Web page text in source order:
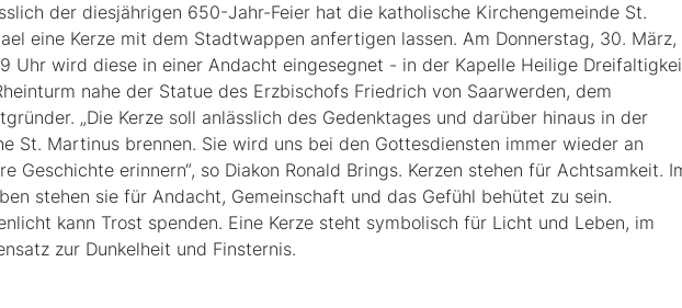
der diesjährigen 650-Jahr-Feier hat die katholische Kirchengemeinde St.
eine Kerze mit dem Stadtwappen anfertigen lassen. Am Donnerstag, 30. März,
Uhr wird diese in einer Andacht eingesegnet - in der Kapelle Heilige
nahe der Statue des Erzbischofs Friedrich von Saarwerden, dem
„Die Kerze soll anlässlich des Gedenktages und darüber hinaus in der
St. Martinus brennen. Sie wird uns bei den Gottesdiensten immer wieder an
Geschichte erinnern“, so Diakon Ronald Brings. Kerzen stehen für Achtsamkeit.
stehen sie für Andacht, Gemeinschaft und das Gefühl behütet zu sein.
kann Trost spenden. Eine Kerze steht symbolisch für Licht und Leben, im
zur Dunkelheit und Finsternis.